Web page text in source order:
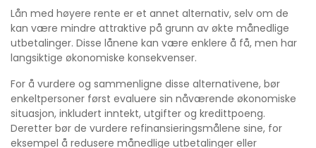
Lån med høyere rente er et annet alternativ, selv om de
kan være mindre attraktive på grunn av økte månedlige
utbetalinger. Disse lånene kan være enklere å få, men har
langsiktige økonomiske konsekvenser.
For å vurdere og sammenligne disse alternativene, bør
enkeltpersoner først evaluere sin nåværende økonomiske
situasjon, inkludert inntekt, utgifter og kredittpoeng.
Deretter bør de vurdere refinansieringsmålene sine, for
eksempel å redusere månedlige utbetalinger eller